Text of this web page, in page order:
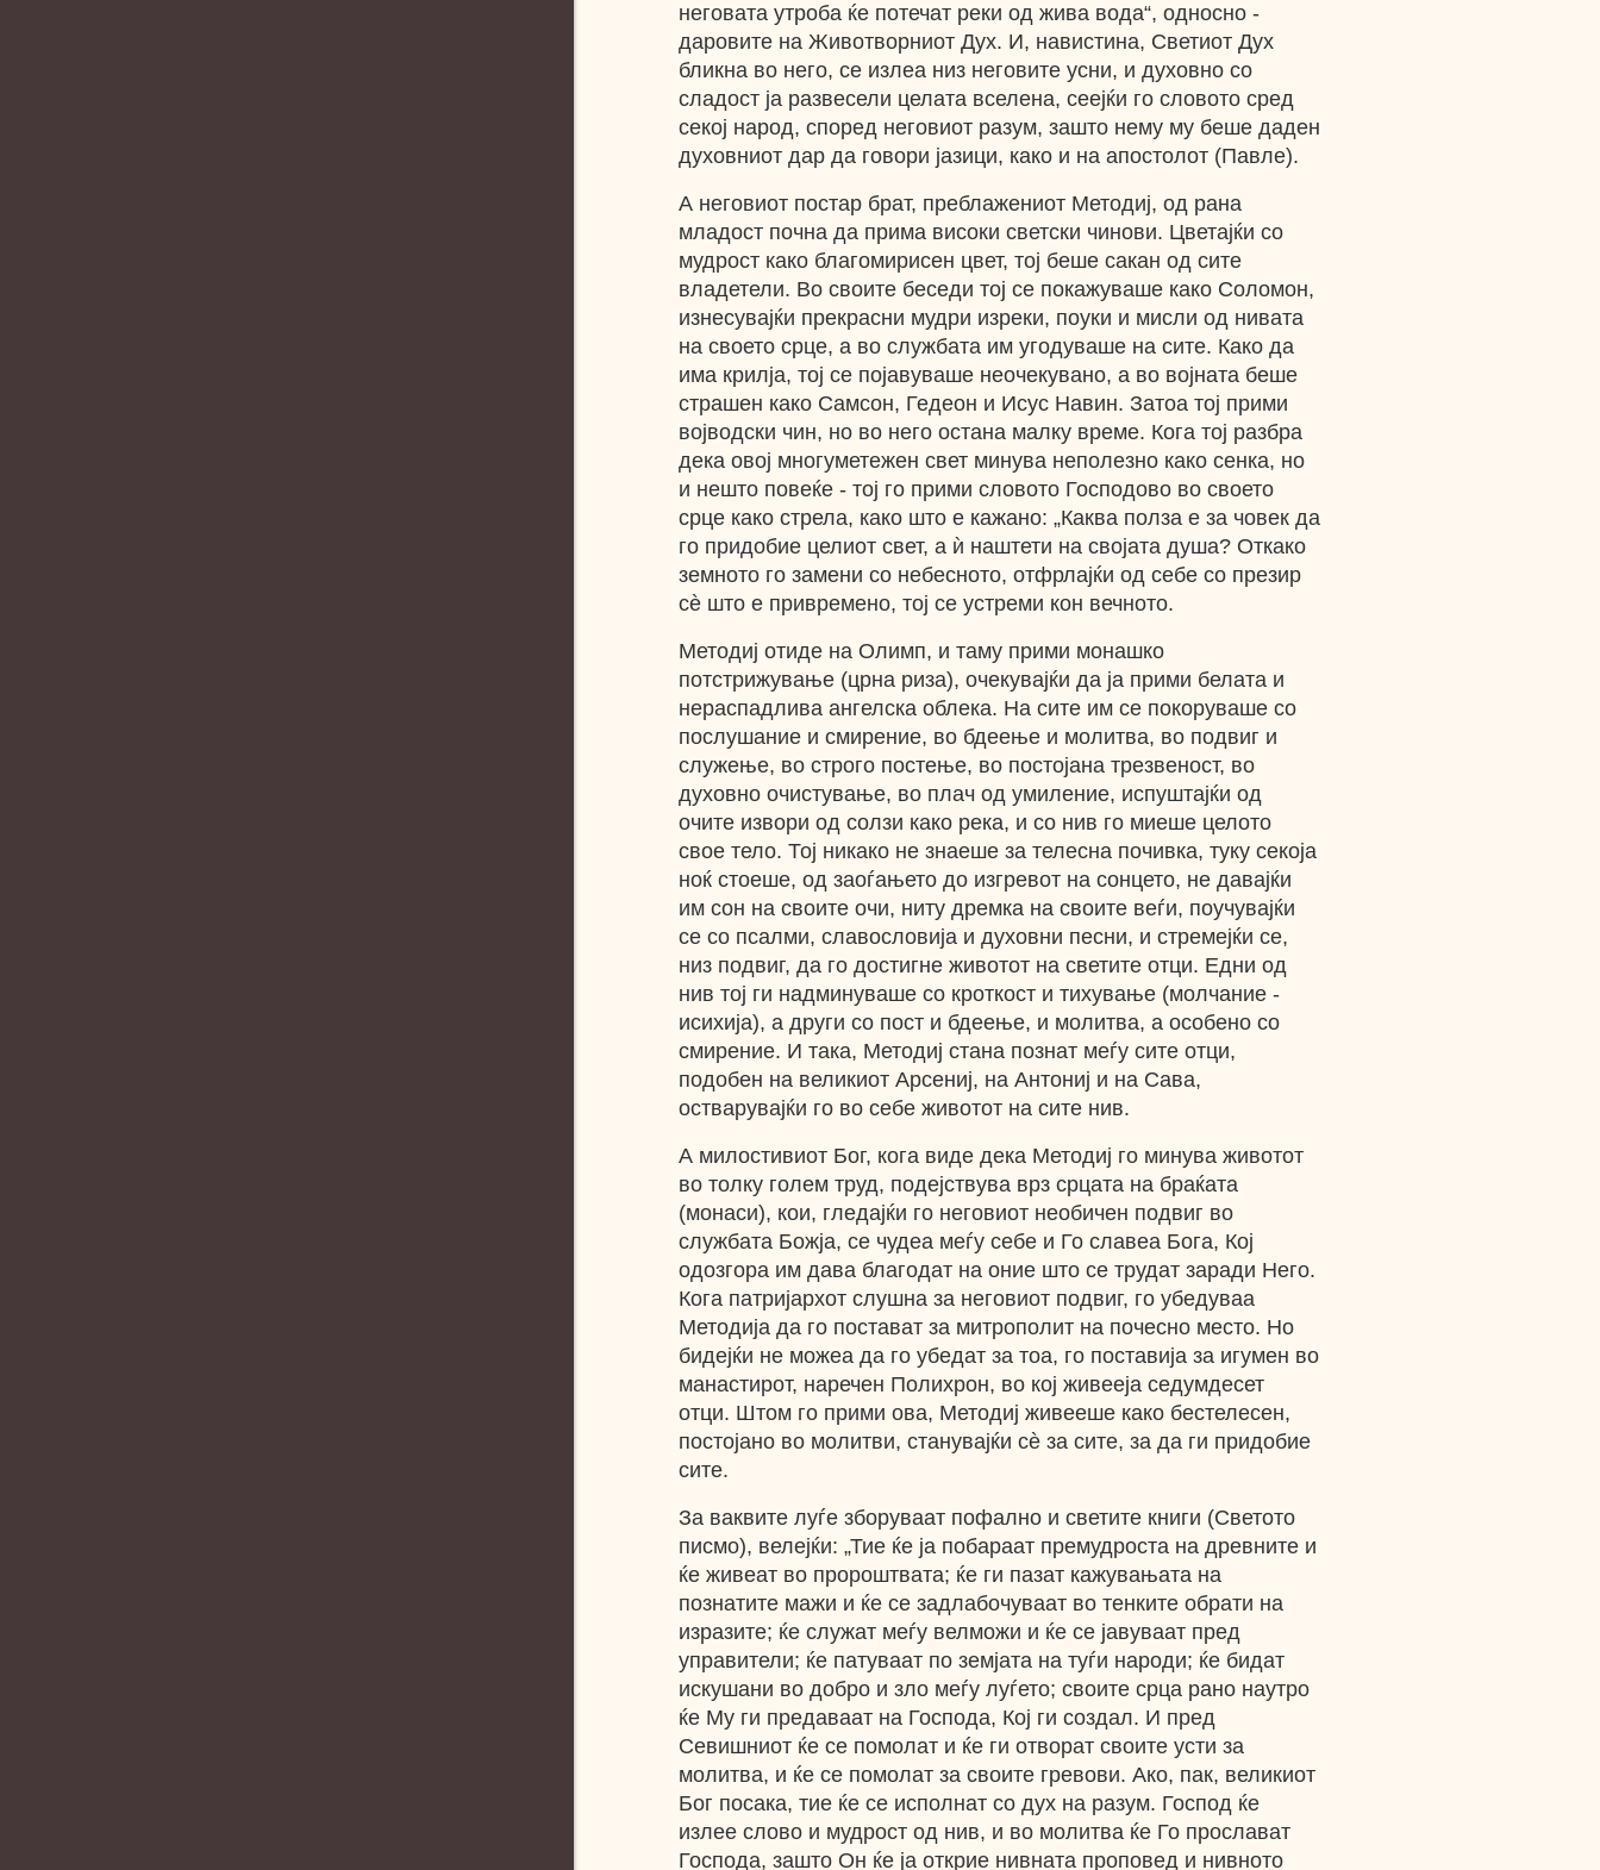
неговата утроба ќе потечат реки од жива вода“, односно -
даровите на Животворниот Дух. И, навистина, Светиот Дух
бликна во него, се излеа низ неговите усни, и духовно со
сладост ја развесели целата вселена, сеејќи го словото сред
секој народ, според неговиот разум, зашто нему му беше даден
духовниот дар да говори јазици, како и на апостолот (Павле).
А неговиот постар брат, преблажениот Методиј, од рана
младост почна да прима високи светски чинови. Цветајќи со
мудрост како благомирисен цвет, тој беше сакан од сите
владетели. Во своите беседи тој се покажуваше како Соломон,
изнесувајќи прекрасни мудри изреки, поуки и мисли од нивата
на своето срце, а во службата им угодуваше на сите. Како да
има крилја, тој се појавуваше неочекувано, а во војната беше
страшен како Самсон, Гедеон и Исус Навин. Затоа тој прими
војводски чин, но во него остана малку време. Кога тој разбра
дека овој многуметежен свет минува неполезно како сенка, но
и нешто повеќе - тој го прими словото Господово во своето
срце како стрела, како што е кажано: „Каква полза е за човек да
го придобие целиот свет, а ѝ наштети на својата душа? Откако
земното го замени со небесното, отфрлајќи од себе со презир
сѐ што е привремено, тој се устреми кон вечното.
Методиј отиде на Олимп, и таму прими монашко
потстрижување (црна риза), очекувајќи да ја прими белата и
нераспадлива ангелска облека. На сите им се покоруваше со
послушание и смирение, во бдеење и молитва, во подвиг и
служење, во строго постење, во постојана трезвеност, во
духовно очистување, во плач од умиление, испуштајќи од
очите извори од солзи како река, и со нив го миеше целото
свое тело. Тој никако не знаеше за телесна почивка, туку секоја
ноќ стоеше, од заоѓањето до изгревот на сонцето, не давајќи
им сон на своите очи, ниту дремка на своите веѓи, поучувајќи
се со псалми, славословија и духовни песни, и стремејќи се,
низ подвиг, да го достигне животот на светите отци. Едни од
нив тој ги надминуваше со кроткост и тихување (молчание -
исихија), а други со пост и бдеење, и молитва, а особено со
смирение. И така, Методиј стана познат меѓу сите отци,
подобен на великиот Арсениј, на Антониј и на Сава,
остварувајќи го во себе животот на сите нив.
А милостивиот Бог, кога виде дека Методиј го минува животот
во толку голем труд, подејствува врз срцата на браќата
(монаси), кои, гледајќи го неговиот необичен подвиг во
службата Божја, се чудеа меѓу себе и Го славеа Бога, Кој
одозгора им дава благодат на оние што се трудат заради Него.
Кога патријархот слушна за неговиот подвиг, го убедуваа
Методија да го постават за митрополит на почесно место. Но
бидејќи не можеа да го убедат за тоа, го поставија за игумен во
манастирот, наречен Полихрон, во кој живееја седумдесет
отци. Штом го прими ова, Методиј живееше како бестелесен,
постојано во молитви, станувајќи сѐ за сите, за да ги придобие
сите.
За ваквите луѓе зборуваат пофално и светите книги (Светото
писмо), велејќи: „Тие ќе ја побараат премудроста на древните и
ќе живеат во пророштвата; ќе ги пазат кажувањата на
познатите мажи и ќе се задлабочуваат во тенките обрати на
изразите; ќе служат меѓу велможи и ќе се јавуваат пред
управители; ќе патуваат по земјата на туѓи народи; ќе бидат
искушани во добро и зло меѓу луѓето; своите срца рано наутро
ќе Му ги предаваат на Господа, Кој ги создал. И пред
Севишниот ќе се помолат и ќе ги отворат своите усти за
молитва, и ќе се помолат за своите гревови. Ако, пак, великиот
Бог посака, тие ќе се исполнат со дух на разум. Господ ќе
излее слово и мудрост од нив, и во молитва ќе Го прослават
Господа, зашто Он ќе ја открие нивната проповед и нивното